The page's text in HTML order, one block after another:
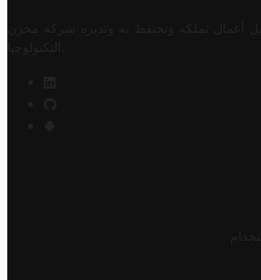
أعمال تملكه وتحتفظ به وتديره
شركة مخزن
التكنولوجيا